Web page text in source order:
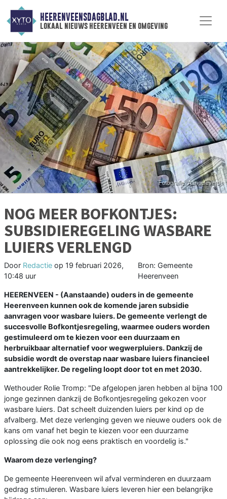
HEERENVEENSDAGBLAD.NL
lokaal nieuws heerenveen en omgeving
NOG MEER BOFKONTJES:
SUBSIDIEREGELING WASBARE
LUIERS VERLENGD
Door Redactie op 19 februari 2026,
10:48 uur
Bron: Gemeente
Heerenveen
HEERENVEEN - (Aanstaande) ouders in de gemeente
Heerenveen kunnen ook de komende jaren subsidie
aanvragen voor wasbare luiers. De gemeente verlengt de
succesvolle Bofkontjesregeling, waarmee ouders worden
gestimuleerd om te kiezen voor een duurzaam en
herbruikbaar alternatief voor wegwerpluiers. Dankzij de
subsidie wordt de overstap naar wasbare luiers financieel
aantrekkelijker. De regeling loopt door tot en met 2030.
Wethouder Rolie Tromp: "De afgelopen jaren hebben al bijna 100
jonge gezinnen dankzij de Bofkontjesregeling gekozen voor
wasbare luiers. Dat scheelt duizenden luiers per kind op de
afvalberg. Met deze verlenging geven we nieuwe ouders ook de
kans om vanaf het begin te kiezen voor een duurzame
oplossing die ook nog eens praktisch en voordelig is."
Waarom deze verlenging?
De gemeente Heerenveen wil afval verminderen en duurzaam
gedrag stimuleren. Wasbare luiers leveren hier een belangrijke